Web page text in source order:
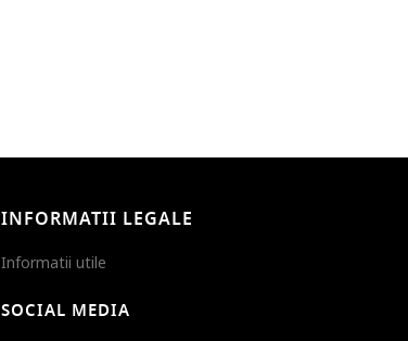
INFORMATII LEGALE
Informatii utile
SOCIAL MEDIA